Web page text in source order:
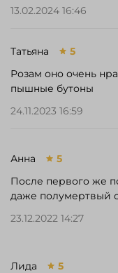
13.02.2024 16:46
Татьяна
5
Розам оно очень
пышные бутоны
24.11.2023 16:59
Анна
5
После первого же
даже полумертвый
23.12.2022 14:27
Лида
5